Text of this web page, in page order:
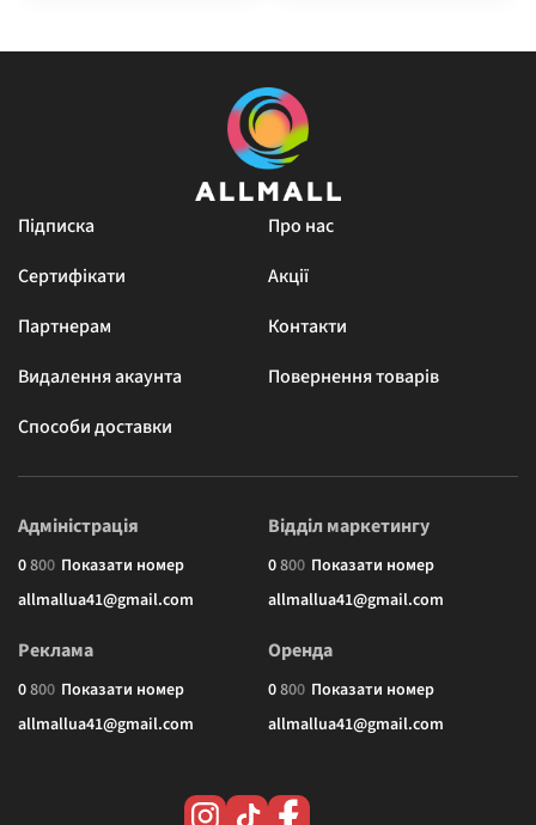
Підписка
Про нас
Сертифікати
Акції
Партнерам
Контакти
Видалення акаунта
Повернення товарів
Способи доставки
Адміністрація
0800 Показати номер
allmallua41@gmail.com
Відділ маркетингу
0800 Показати номер
allmallua41@gmail.com
Реклама
0800 Показати номер
allmallua41@gmail.com
Оренда
0800 Показати номер
allmallua41@gmail.com